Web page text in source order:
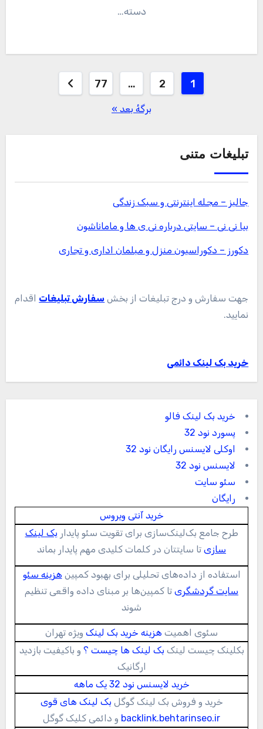
دسته…
صفحه‌بندی
1
2
…
77
برگهٔ بعد »
تبلیغات متنی
جالبز – مجله اینترنتی و سبک زندگی
بیا نی نی – سایتی درباره نی ی ها و ماماناشون
دکورز – دکوراسیون منزل و مبلمان اداری و تجاری
جهت سفارش و درج تبلیغات از بخش سفارش تبلیغات اقدام
نمایید.
خرید بک لینک دائمی
خرید بک لینک فالو
پسورد نود 32
اوکلی لایسنس رایگان نود 32
لایسنس نود 32
سئو سایت
رایگان
خرید آنتی ویروس
طرح جامع بک‌لینک‌سازی برای تقویت سئو پایدار بک لینک
سازی تا سایتتان در کلمات کلیدی مهم پایدار بماند
استفاده از داده‌های تحلیلی برای بهبود کمپین هزینه سئو
سایت گردشگری تا کمپین‌ها بر مبنای داده واقعی تنظیم
شوند
سئوی اهمیت هزینه خرید بک لینک ویژه تهران
بکلینک چیست لینک بک لینک ها چیست ؟ و باکیفیت بازدید
ارگانیک
خرید لایسنس نود 32 یک ماهه
خرید و فروش بک لینک گوگل بک لینک های قوی
backlink.behtarinseo.ir و دائمی کلیک گوگل